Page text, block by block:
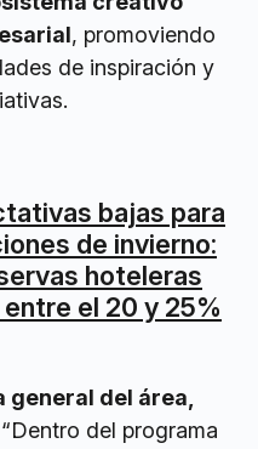
, promoviendo
de inspiración y
bajas para
de invierno:
hoteleras
el 20 y 25%
del área,
del programa